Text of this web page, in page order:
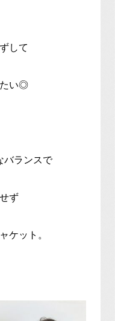
して
たい◎
バランスで
ず
ケット。